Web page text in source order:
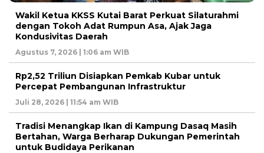
Wakil Ketua KKSS Kutai Barat Perkuat Silaturahmi
dengan Tokoh Adat Rumpun Asa, Ajak Jaga
Kondusivitas Daerah
Agustus 7, 2026 | 1:06 am WIB
Rp2,52 Triliun Disiapkan Pemkab Kubar untuk
Percepat Pembangunan Infrastruktur
Juli 28, 2026 | 11:54 am WIB
Tradisi Menangkap Ikan di Kampung Dasaq Masih
Bertahan, Warga Berharap Dukungan Pemerintah
untuk Budidaya Perikanan